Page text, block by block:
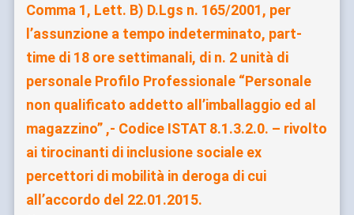
Comma 1, Lett. B) D.Lgs n. 165/2001, per
l’assunzione a tempo indeterminato, part-
time di 18 ore settimanali, di n. 2 unità di
personale Profilo Professionale “Personale
non qualificato addetto all’imballaggio ed al
magazzino” ,- Codice ISTAT 8.1.3.2.0. – rivolto
ai tirocinanti di inclusione sociale ex
percettori di mobilità in deroga di cui
all’accordo del 22.01.2015.